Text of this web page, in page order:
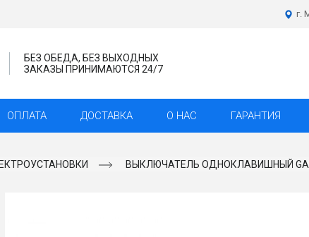
г.
БЕЗ ОБЕДА, БЕЗ ВЫХОДНЫХ
ЗАКАЗЫ ПРИНИМАЮТСЯ 24/7
ОПЛАТА ДОСТАВКА О НАС ГАРАНТИЯ
ВЫКЛЮЧАТЕЛЬ ОДНОКЛАВИШНЫЙ